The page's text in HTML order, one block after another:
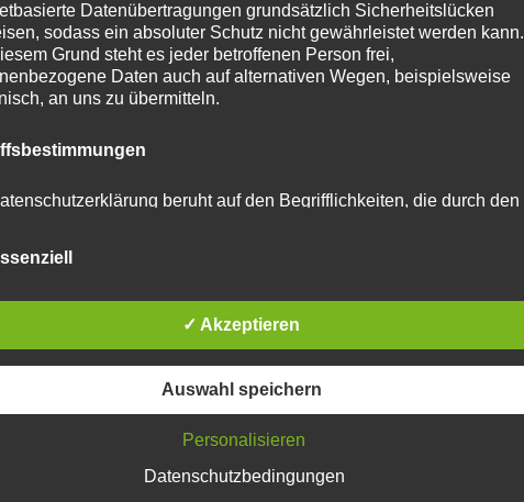
abzugeben.
reduzieren.Erfahre, wie deine Kommentardaten
Datenübertragungen grundsätzlich Sicherheitslücken
sodass ein absoluter Schutz nicht gewährleistet werden kann.
Grund steht es jeder betroffenen Person frei,
Daten auch auf alternativen Wegen, beispielsweise
an uns zu übermitteln.
beruht auf den Begrifflichkeiten, die durch den
Grundverordnung (DS-GVO) verwendet wurden. Unsere
soll sowohl für die Öffentlichkeit als auch für unsere
gewährleisten, möchten wir vorab die verwendeten
in dieser Datenschutzerklärung unter anderem die
✓ Akzeptieren
Auswahl speichern
Personalisieren
Datenschutzbedingungen